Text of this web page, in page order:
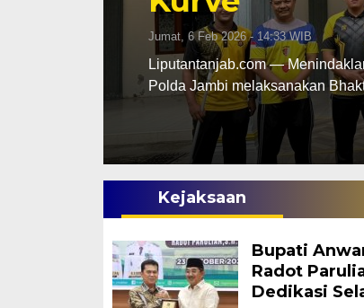
Rabu, 17 Des 2025 - 18:29 WIB
Liputantanjab.com – Tragis
ditemukan tewas…
Kejaksaan
Bupati
Radot
Dedikasi